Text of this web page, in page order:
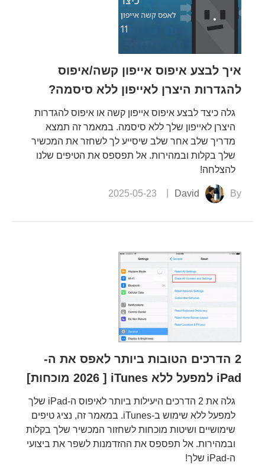
איך לבצע איפוס אייפון קשה/איפוס
להגדרות היצרן לאייפון ללא סיסמה?
גלה כיצד לבצע איפוס אייפון קשה או איפוס להגדרות
היצרן לאייפון שלך ללא סיסמה. במאמר זה תמצא
מדריך שלב אחר שלב שיסייע לך לשחזר את המכשיר
שלך בקלות ובמהירות. אל תפספס את הטיפים שלנו
להצלחה!
By
David
2025-05-23
2 הדרכים הטובות ביותר לאפס את ה-
iPad למפעל ללא iTunes [ 2026 מוכחות]
גלה את 2 הדרכים היעילות ביותר לאיפוס ה-iPad שלך
למפעל ללא שימוש ב-iTunes. במאמר זה, נציג טיפים
שימושיים ושיטות מוכחות לשחזור המכשיר שלך בקלות
ובמהירות. אל תפספס את ההזדמנות לשפר את ביצועי
ה-iPad שלך!